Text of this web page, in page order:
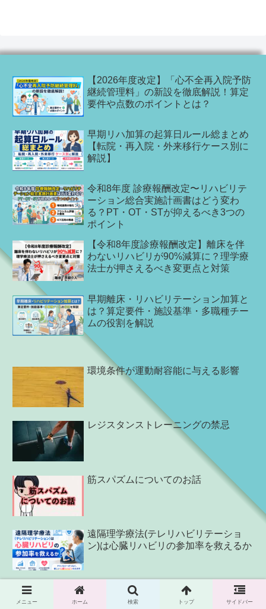
【2026年度改定】「心不全再入院予防
継続管理料」の新設を徹底解説！算定
要件や点数のポイントとは？
早期リハ加算の起算日ルール総まとめ
【転院・再入院・外来移行ケース別に
解説】
令和8年度 診療報酬改定〜リハビリテ
ーション総合実施計画書はどう変わ
る？PT・OT・STが抑えるべき3つの
ポイント
【令和8年度診療報酬改定】離床を伴
わないリハビリが90%減算に？理学療
法士が押さえるべき変更点と対策
早期離床・リハビリテーション加算と
は？算定要件・施設基準・多職種チー
ムの役割を解説
環境条件が運動耐容能に与える影響
レジスタンストレーニングの禁忌
筋スパズムについてのお話
遠隔理学療法(テレリハビリテーショ
ン)は心臓リハビリの参加率を救えるか
ペースメーカーのリハビリ活用ガイド
｜禁忌・運動制限から運動療法まで徹
メニュー ホーム 検索 トップ サイドバー